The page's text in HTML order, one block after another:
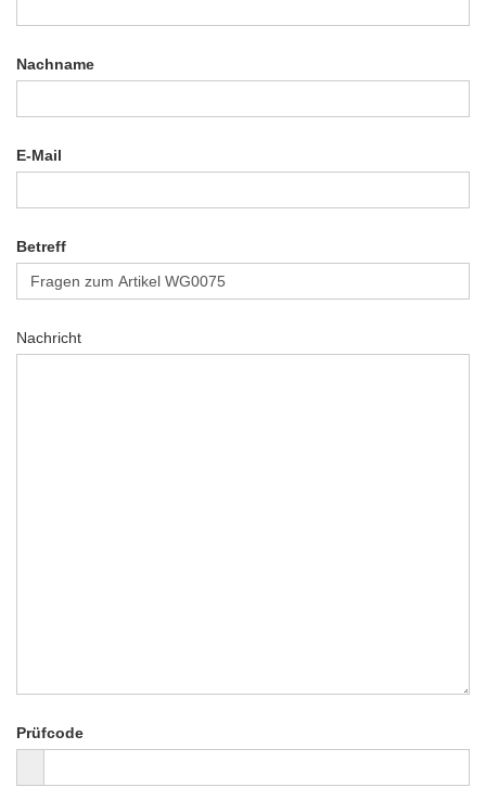
Nachname
E-Mail
Betreff
Nachricht
Prüfcode